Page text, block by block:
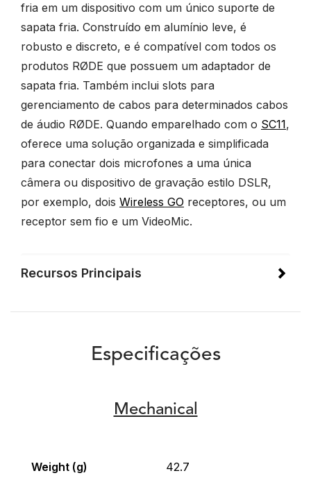
fria em um dispositivo com um único suporte de
sapata fria. Construído em alumínio leve, é
robusto e discreto, e é compatível com todos os
produtos RØDE que possuem um adaptador de
sapata fria. Também inclui slots para
gerenciamento de cabos para determinados cabos
de áudio RØDE. Quando emparelhado com o SC11,
oferece uma solução organizada e simplificada
para conectar dois microfones a uma única
câmera ou dispositivo de gravação estilo DSLR,
por exemplo, dois Wireless GO receptores, ou um
receptor sem fio e um VideoMic.
Recursos Principais
Especificações
Mechanical
Weight (g) 42.7